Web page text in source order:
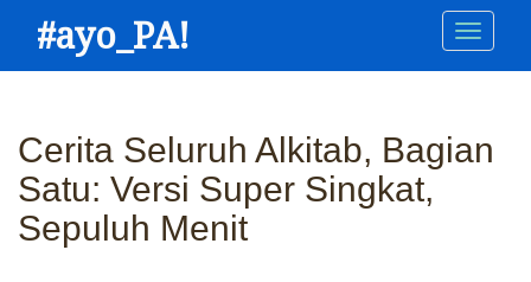
Main
navigation
#ayo_PA!
Cerita Seluruh Alkitab, Bagian
Satu: Versi Super Singkat,
Sepuluh Menit